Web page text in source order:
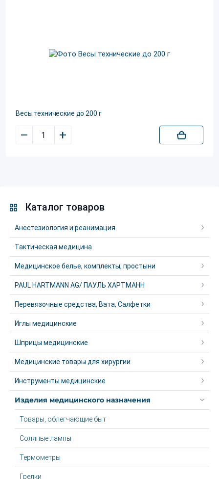
Весы технические до 200 г
– +
Каталог товаров
Анестезиология и реанимация
Тактическая медицина
Медицинское белье, комплекты, простыни
PAUL HARTMANN AG/ ПАУЛЬ ХАРТМАНН
Перевязочные средства, Вата, Салфетки
Иглы медицинские
Шприцы медицинские
Медицинские товары для хирургии
Инструменты медицинские
Изделия медицинского назначения
Товары, облегчающие быт
Соляные лампы
Термометры
Грелки